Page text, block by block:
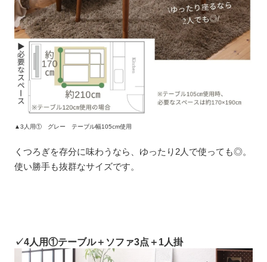
▲3人用① グレー テーブル幅105cm使用
くつろぎを存分に味わうなら、ゆったり2人で使っても◎。
使い勝手も抜群なサイズです。
✓4人用①テーブル＋ソファ3点＋1人掛